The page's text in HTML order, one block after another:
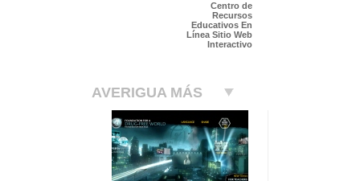
Centro de
Recursos
Educativos En
Línea Sitio Web
Interactivo
AVERIGUA MÁS